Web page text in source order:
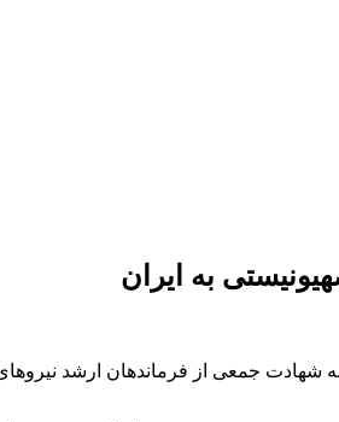
به ایران
شهادت جمعی از فرماندهان ارشد